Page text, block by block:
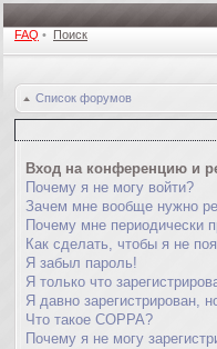
FAQ • Поиск
Список форумов
Вход на конференцию и
Почему я не могу войти?
Зачем мне вообще нужно
Почему мне периодически
Как сделать, чтобы я не
Я забыл пароль!
Я только что
Я давно зарегистрирован,
Что такое COPPA?
Почему я не могу